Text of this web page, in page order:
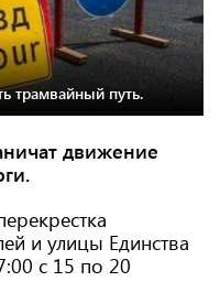
трамвайный путь.
движение
и улицы Единства
с 15 по 20